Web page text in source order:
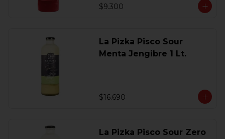
$9.300
La Pizka Pisco Sour
Menta Jengibre 1 Lt.
$16.690
La Pizka Pisco Sour Zero